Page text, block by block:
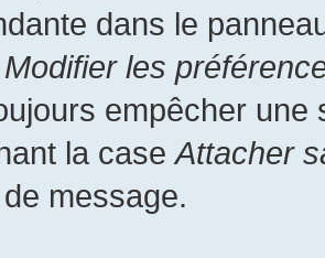
dans le
les
empêcher
la caseAttacher
message.